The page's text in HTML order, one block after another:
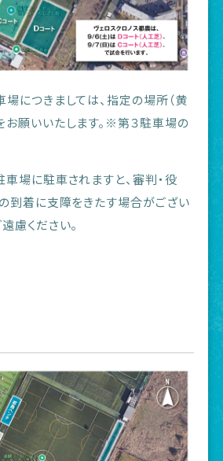
につきましては、指定の場所（黄
お願いいたします。※第３駐車場の
場に駐車されますと、審判・役
の到着に支障をきたす場合がござい
慮ください。